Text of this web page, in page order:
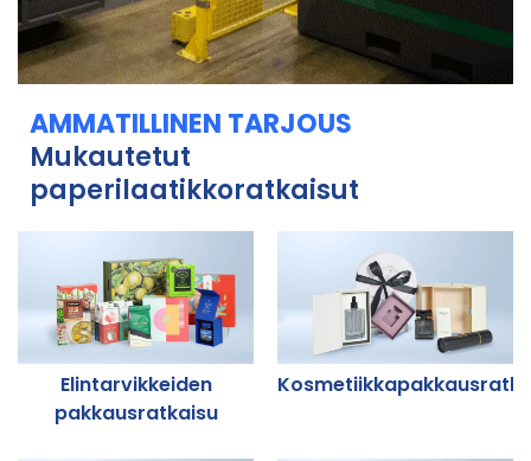
AMMATILLINEN TARJOUS
Mukautetut
paperilaatikkoratkaisut
Elintarvikkeiden
pakkausratkaisu